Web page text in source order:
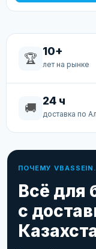
🏆 10+
лет на рынке
🚚 24 ч
доставка по
ПОЧЕМУ
Всё для
с